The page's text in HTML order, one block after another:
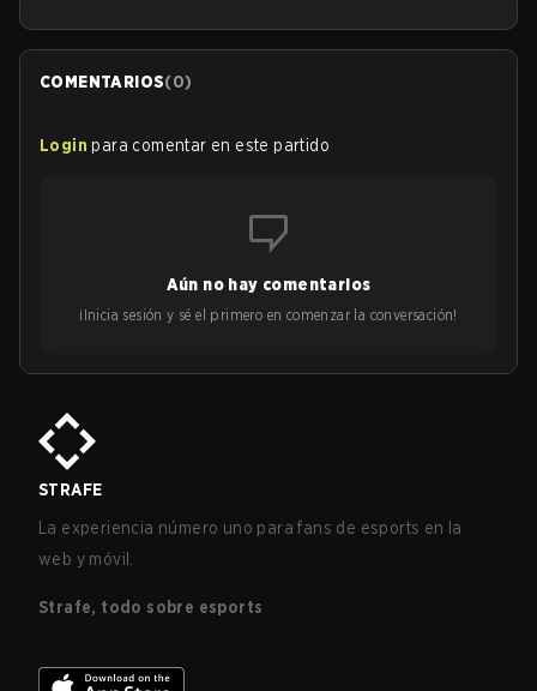
COMENTARIOS(0)
Login para comentar en este partido
Aún no hay comentarios
¡Inicia sesión y sé el primero en comenzar la conversación!
STRAFE
La experiencia número uno para fans de esports en la
web y móvil.
Strafe, todo sobre esports